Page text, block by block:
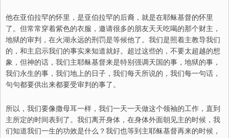
他在亚伯拉罕的怀里，是亚伯拉罕的后裔，就是在耶稣基督的怀里
了。但常常穿着紫色的衣服，邀请很多的朋友天天吃喝的那个财主，
地狱的审判，在火湖永远的刑罚是等候他了。我们是照着主教导我们
的，和主启示我们的事实来知道就好。超过这些的，不要太超越的想
象，但神的话，我们主耶稣基督来是特别强调天国的事，地狱的事，
我们永生的事，我们地上的日子，我们每天所说的，我们每一句话，
句句都要供出来都要受审判的事了。
所以，我们要像撒母耳一样，我们一天一天做这个领袖的工作，直到
主所定的时间表到了。我们离开身体，在身体外面朝见主的时候，我
们知道我们一生的功效是什么？我们也等到主耶稣基督再来的时候，